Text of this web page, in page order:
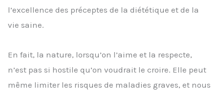
l’excellence des préceptes de la diététique et de la
vie saine.
En fait, la nature, lorsqu’on l’aime et la respecte,
n’est pas si hostile qu’on voudrait le croire. Elle peut
même limiter les risques de maladies graves, et nous